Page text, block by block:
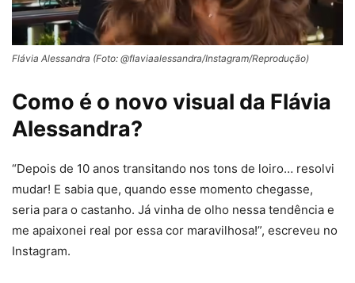
Flávia Alessandra (Foto: @flaviaalessandra/Instagram/Reprodução)
Como é o novo visual da Flávia
Alessandra?
“Depois de 10 anos transitando nos tons de loiro… resolvi
mudar! E sabia que, quando esse momento chegasse,
seria para o castanho. Já vinha de olho nessa tendência e
me apaixonei real por essa cor maravilhosa!”, escreveu no
Instagram.